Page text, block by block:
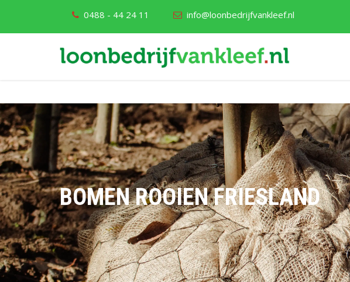
0488 - 44 24 11 info@loonbedrijfvankleef.nl
BOMEN ROOIEN FRIESLAND